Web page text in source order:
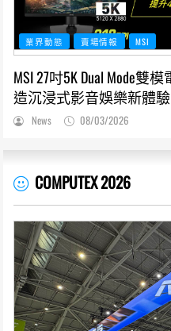
業界動態 賣場情報 MSI
MSI 27吋5K Dual Mode雙
造沉浸式影音娛樂新體驗
News 08/03/2026
COMPUTEX 2026